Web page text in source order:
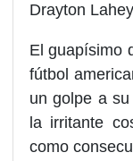
Drayton
El guapísimo
fútbol
un golpe a
la irritante
como